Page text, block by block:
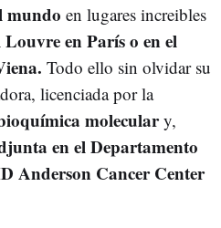
mundo en lugares increibles
en París o en el
Todo ello sin olvidar su
licenciada por la
moleculary,
en el Departamento
Anderson Cancer Center